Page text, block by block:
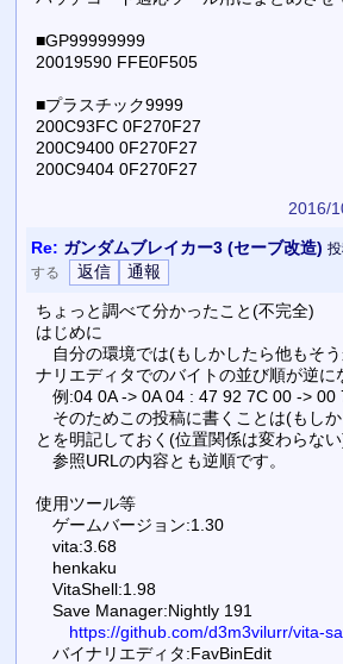
■GP99999999
20019590 FFE0F505
■プラスチック9999
200C93FC 0F270F27
200C9400 0F270F27
200C9404 0F270F27
2016/
Re: ガンダムブレイカー3 (セーブ改造)
する
ちょっと調べて分かったこと(不完全)
はじめに
自分の環境では(もしかしたら他もそ
ナリエディタでのバイトの並び順が逆に
例:04 0A -> 0A 04 : 47 92 7C 00 -> 00
そのためこの投稿に書くことは(もしか
とを明記しておく(位置関係は変わらない)
参照URLの内容とも逆順です。
使用ツール等
ゲームバージョン:1.30
vita:3.68
henkaku
VitaShell:1.98
Save Manager:Nightly 191
https://github.com/d3m3vilurr/vita-
バイナリエディタ:FavBinEdit